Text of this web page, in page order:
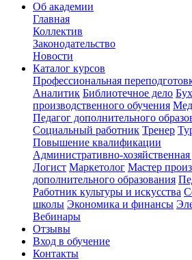
Об академии
Главная
Коллектив
Законодательство
Новости
Каталог курсов
Профессиональная
Аналитик Библиотечное дело
производственного обучения
Педагог дополнительного
Социальный работник Тренер
Повышение квалификации
Административно-хозяйственная
Логист Маркетолог Мастер
дополнительного образования
Работник культуры и искусства
школы Экономика и финансы
Вебинары
Отзывы
Вход в обучение
Контакты